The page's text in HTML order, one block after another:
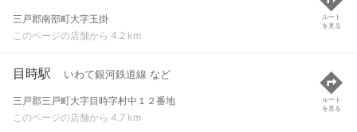
三戸郡南部町大字玉掛
このページの店舗から 4.2 km
ルート
を見る
目時駅 いわて銀河鉄道線 など
三戸郡三戸町大字目時字村中１２番地
このページの店舗から 4.7 km
ルート
を見る